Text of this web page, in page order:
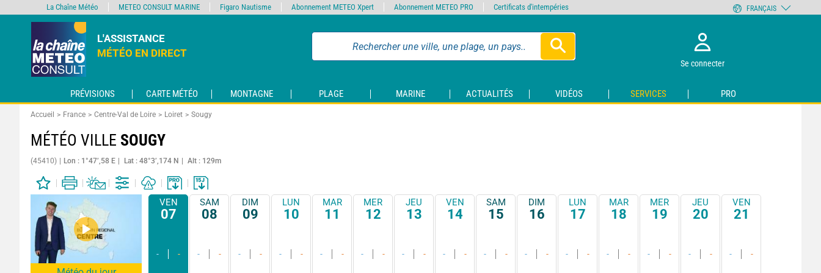
L'ASSISTANCE
MÉTÉO EN DIRECT
Se connecter
PRÉVISIONS CARTE MÉTÉO MONTAGNE PLAGE MARINE ACTUALITÉS VIDÉOS SERVICES PRO
Accueil France Centre-Val de Loire Loiret Sougy
MÉTÉO VILLE SOUGY
(45410) Lon : 1°47’,58 E Lat : 48°3’,174 N Alt : 129m
VEN
07
- -
SAM
08
- -
DIM
09
- -
LUN
10
- -
MAR
11
- -
MER
12
- -
JEU
13
- -
VEN
14
- -
SAM
15
- -
DIM
16
- -
LUN
17
- -
MAR
18
- -
MER
19
- -
JEU
20
- -
VEN
21
- -
La Chaîne Météo METEO CONSULT MARINE Figaro Nautisme Abonnement METEO Xpert Abonnement METEO PRO Certificats d'intempéries FRANÇAIS